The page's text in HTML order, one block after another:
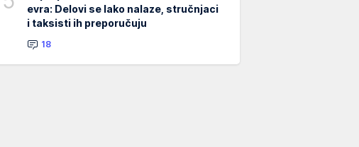
evra: Delovi se lako nalaze, stručnjaci
i taksisti ih preporučuju
18